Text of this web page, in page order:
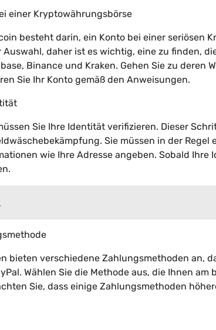
einer Kryptowährungsbörse
besteht darin, ein Konto bei einer seriösen
daher ist es wichtig, eine zu finden,
Binance und Kraken. Gehen Sie zu deren
Sie Ihr Konto gemäß den Anweisungen.
Sie Ihre Identität verifizieren. Dieser
Sie müssen in der Regel
wie Ihre Adresse angeben. Sobald
bieten verschiedene Zahlungsmethoden an,
Wählen Sie die Methode aus, die Ihnen am
Sie, dass einige Zahlungsmethoden